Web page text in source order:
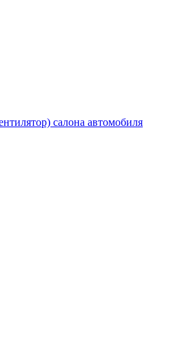
салона автомобиля